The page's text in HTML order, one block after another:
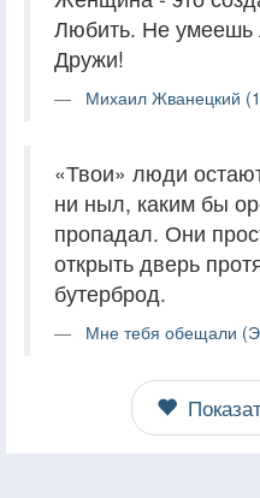
Любить. Не умеешь
Дружи!
Михаил Жванецкий
«Твои» люди
ни ныл, каким бы
пропадал. Они
открыть дверь
бутерброд.
Мне тебя обещали